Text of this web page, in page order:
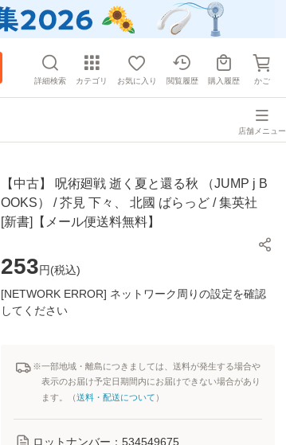
詳細検索 カテゴリ お気に入り 閲覧履歴 購入履歴 かご
店舗メニュー
【中古】 呪術廻戦 逝く夏と還る秋 （JUMP j B
OOKS） / 芥見 下々、 北國 ばらっど / 集英社
[新書]【メール便送料無料】
253円(税込)
[NETWORK ERROR] ネットワーク周りの設定を確認
してください
※一部地域・離島につきましては、送料が発生する場合や
表示のお届け予定日期間内にお届けできない場合があり
ます。（送料・配送について ）
ロットナンバー： 534549675